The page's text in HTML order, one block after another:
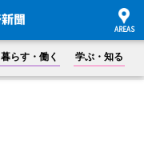
暮らす・働く 学ぶ・知る